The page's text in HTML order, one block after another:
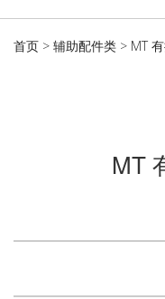
首页 > 辅助配件类 > MT
MT